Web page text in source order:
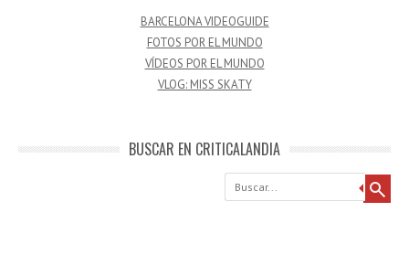
BARCELONA VIDEOGUIDE
FOTOS POR EL MUNDO
VÍDEOS POR EL MUNDO
VLOG: MISS SKATY
BUSCAR EN CRITICALANDIA
Buscar